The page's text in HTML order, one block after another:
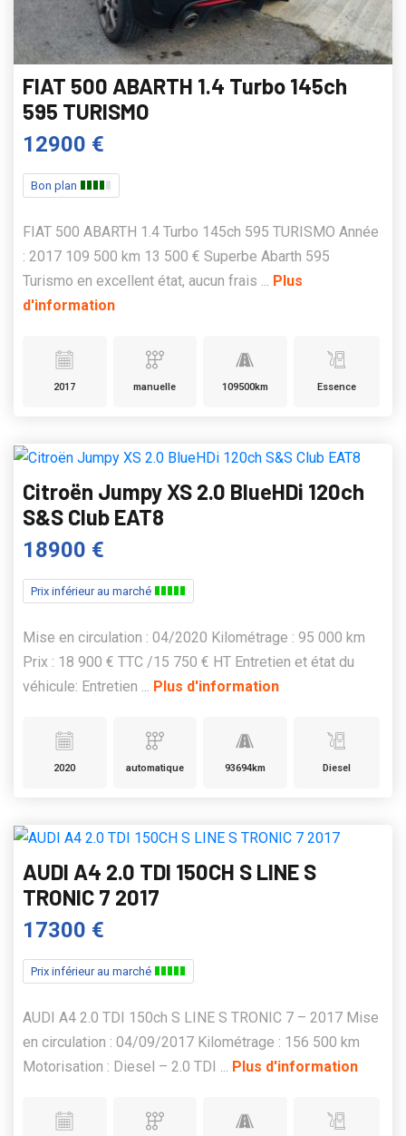
FIAT 500 ABARTH 1.4 Turbo 145ch
595 TURISMO
12900 €
Bon plan
FIAT 500 ABARTH 1.4 Turbo 145ch 595 TURISMO Année
: 2017 109 500 km 13 500 € Superbe Abarth 595
Turismo en excellent état, aucun frais ... Plus
d'information
2017 manuelle 109500km Essence
Citroën Jumpy XS 2.0 BlueHDi 120ch
S&S Club EAT8
18900 €
Prix inférieur au marché
Mise en circulation : 04/2020 Kilométrage : 95 000 km
Prix : 18 900 € TTC /15 750 € HT Entretien et état du
véhicule: Entretien ... Plus d'information
2020 automatique 93694km Diesel
AUDI A4 2.0 TDI 150CH S LINE S
TRONIC 7 2017
17300 €
Prix inférieur au marché
AUDI A4 2.0 TDI 150ch S LINE S TRONIC 7 – 2017 Mise
en circulation : 04/09/2017 Kilométrage : 156 500 km
Motorisation : Diesel – 2.0 TDI ... Plus d'information